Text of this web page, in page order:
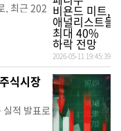
, 최근 202
2026-05-11 19:45:39
식시장
실적 발표로